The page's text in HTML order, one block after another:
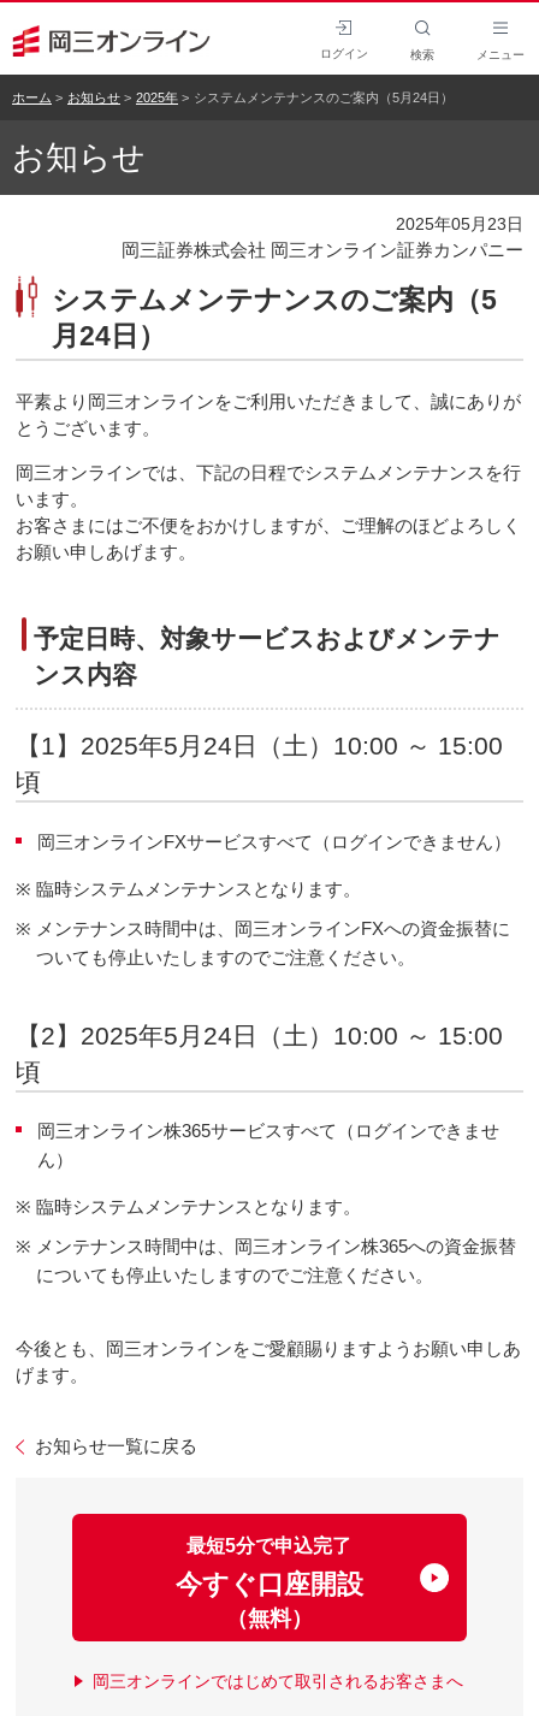
ログイン 検索 メニュー
ホーム お知らせ 2025年 システムメンテナンスのご案内（5月24日）
お知らせ
2025年05月23日
岡三証券株式会社 岡三オンライン証券カンパニー
システムメンテナンスのご案内（5
月24日）
平素より岡三オンラインをご利用いただきまして、誠にありが
とうございます。
岡三オンラインでは、下記の日程でシステムメンテナンスを行
います。
お客さまにはご不便をおかけしますが、ご理解のほどよろしく
お願い申しあげます。
予定日時、対象サービスおよびメンテナ
ンス内容
【1】2025年5月24日（土）10:00 ～ 15:00
頃
岡三オンラインFXサービスすべて（ログインできません）
※ 臨時システムメンテナンスとなります。
※ メンテナンス時間中は、岡三オンラインFXへの資金振替に
ついても停止いたしますのでご注意ください。
【2】2025年5月24日（土）10:00 ～ 15:00
頃
岡三オンライン株365サービスすべて（ログインできませ
ん）
※ 臨時システムメンテナンスとなります。
※ メンテナンス時間中は、岡三オンライン株365への資金振替
についても停止いたしますのでご注意ください。
今後とも、岡三オンラインをご愛顧賜りますようお願い申しあ
げます。
お知らせ一覧に戻る
最短5分で申込完了
今すぐ口座開設
（無料）
岡三オンラインではじめて取引されるお客さまへ